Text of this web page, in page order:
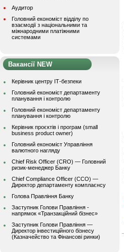
Аудитор
Головний економіст відділу по
взаємодії з національними та
міжнародними платіжними
системами
Вакансії NEW
Керівник центру ІТ-безпеки
Головний економіст департаменту
планування і контролю
Головний економіст департаменту
планування і контролю
Керівник проєктів і програм (small
business product owner)
Головний економіст Управління
валютного нагляду
Chief Risk Officer (CRO) — Головний
ризик-менеджер Банку
Chief Compliance Officer (CCO) —
Директор департаменту комплаєнсу
Голова Правління Банку
Заступник Голови Правління -
напрямок «Транзакційний бізнес»
Заступник Голови Правління —
Директор інвестиційного бізнесу
(Казначейство та Фінансові ринки)